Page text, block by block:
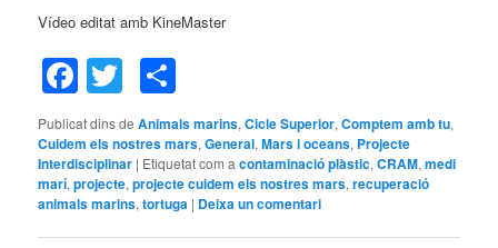
Vídeo editat amb KineMaster
Facebook
Twitter
Publicat dins de Animals marins,Cicle Superior,Comptem amb tu,
Cuidem els nostres mars,General,Mars i oceans, Projecte
Interdisciplinar | Etiquetat com a contaminació plàstic,CRAM,medi
marí,projecte,projecte cuidem els nostres mars,recuperació
animals marins,tortuga | Deixa un comentari